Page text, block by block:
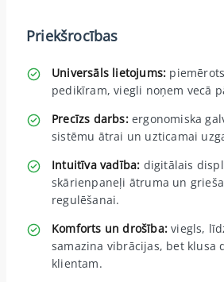
Priekšrocības
Universāls lietojums:
pedikīram, viegli noņem vecā
Precīzs darbs:ergonomiska
sistēmu ātrai un uzticamai
Intuitīva vadība: digitālais
skārienpaneļi ātruma un
regulēšanai.
Komforts un drošība: viegls,
samazina vibrācijas, bet klusa
klientam.